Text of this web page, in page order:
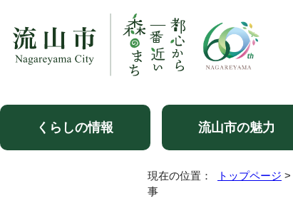
くらしの情報 流山市の魅力
現在の位置： トップページ >
事